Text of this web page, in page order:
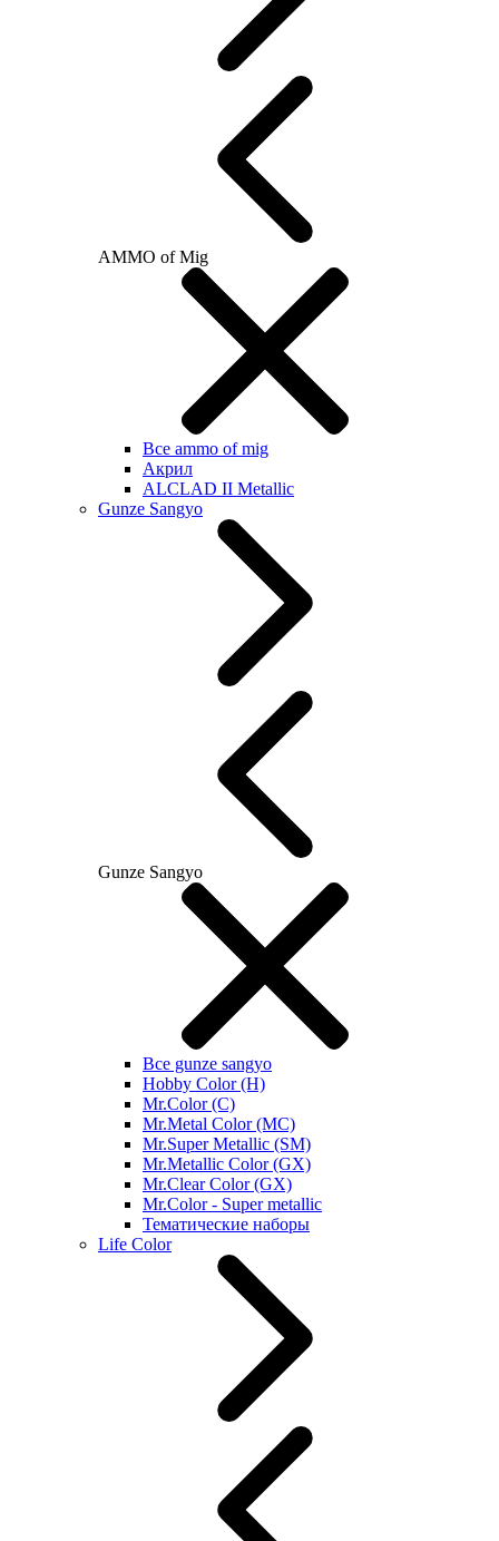
AMMO of Mig
Все ammo of mig
Акрил
ALCLAD II Metallic
Gunze Sangyo
Gunze Sangyo
Все gunze sangyo
Hobby Color (H)
Mr.Color (C)
Mr.Metal Color (MC)
Mr.Super Metallic (SM)
Mr.Metallic Color (GX)
Mr.Clear Color (GX)
Mr.Color - Super metallic
Тематические наборы
Life Color